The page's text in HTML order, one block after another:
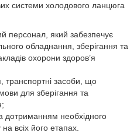
системи холодового ланцюга
персонал, який забезпечує
обладнання, зберігання та
охорони здоров’я
транспортні засоби, що
для зберігання та
дотриманням необхідного
всіх його етапах.